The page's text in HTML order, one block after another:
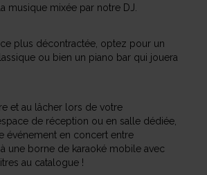
musique mixée par notre DJ.
plus décontractée, optez pour un
ou bien un piano bar qui jouera
et au lâcher lors de votre
de réception ou en salle dédiée,
événement en concert entre
une borne de karaoké mobile avec
au catalogue !